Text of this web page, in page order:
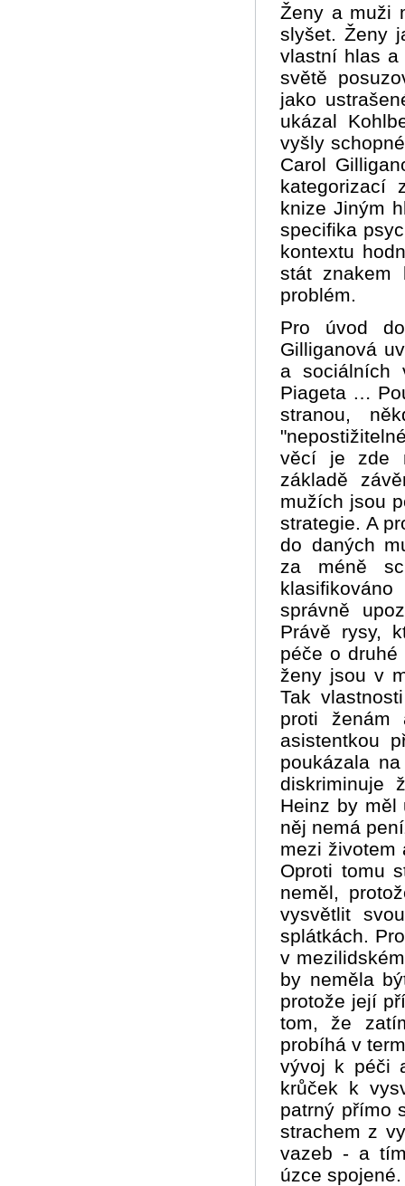
Ženy a muži
slyšet. Ženy
vlastní hlas a
světě
jako
ukázal
vyšly
Carol
kategorizací
knize Jiným
specifika
kontextu
stát znakem
problém.
Pro úvod
Gilliganová
a sociálních
Piageta …
stranou,
věcí je zde
základě
mužích jsou
strategie. A
do daných
za méně
správně
Právě rysy,
péče o
ženy jsou v
Tak
proti ženám
asistentkou
poukázala
diskriminuje
Heinz by měl
něj nemá
mezi životem
Oproti tomu
neměl,
vysvětlit
splátkách.
v
by neměla
protože její
tom, že
probíhá v
vývoj k péči
krůček k
patrný přímo
strachem z
vazeb - a
úzce spojené.